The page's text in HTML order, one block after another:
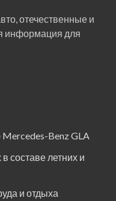
отечественные и
информация для
Benz GLA
составе летних и
и отдыха